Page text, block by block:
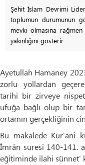
Şehit İslam Devrimi
toplumun durumunun
mevki olmasına
yakınlığını gösterir.
Ayetullah Hamaney
zorlu yollardan
tarihi bir zirveye
ufuğa bağlı olup bir
ortamın gerçekliğinin
Bu makalede Kur’ani
İmrân suresi 140-141.
eğitiminde ilahi sünnet’